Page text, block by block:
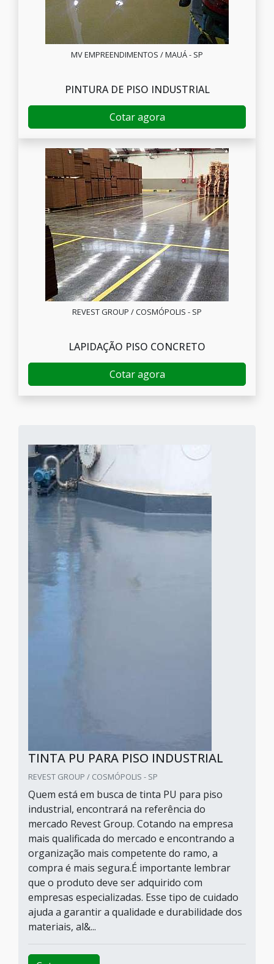
MV EMPREENDIMENTOS / MAUÁ - SP
PINTURA DE PISO INDUSTRIAL
Cotar agora
REVEST GROUP / COSMÓPOLIS - SP
LAPIDAÇÃO PISO CONCRETO
Cotar agora
TINTA PU PARA PISO INDUSTRIAL
REVEST GROUP / COSMÓPOLIS - SP
Quem está em busca de tinta PU para piso
industrial, encontrará na referência do
mercado Revest Group. Cotando na empresa
mais qualificada do mercado e encontrando a
organização mais competente do ramo, a
compra é mais segura.É importante lembrar
que o produto deve ser adquirido com
empresas especializadas. Esse tipo de cuidado
ajuda a garantir a qualidade e durabilidade dos
materiais, al&...